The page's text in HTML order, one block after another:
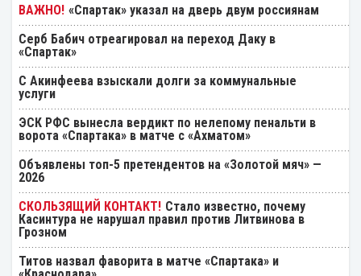
«Спартак» указал на дверь двум россиянам
Серб Бабич отреагировал на переход Даку в
«Спартак»
С Акинфеева взыскали долги за коммунальные
услуги
ЭСК РФС вынесла вердикт по нелепому пенальти в
ворота «Спартака» в матче с «Ахматом»
Объявлены топ-5 претендентов на «Золотой мяч» —
2026
Стало известно, почему
Касинтура не нарушал правил против Литвинова в
Грозном
Титов назвал фаворита в матче «Спартака» и